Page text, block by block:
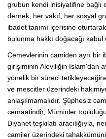
grubun kendi inisiyatifine bağlı
dernek, her vakıf, her sosyal
ibadet tanımı içerisine
bulunma hakkı doğacağı kabul
Cemevlerinin camiden ayrı bir
girişiminin Aleviliğin İslam'dan
yönelik bir süreci
ve mescitler üzerindeki
anlaşılmamalıdır. Şüphesiz
cemaatindir, Müminler
Diyanet teşkilatı aracılığıyla,
camiler üzerindeki